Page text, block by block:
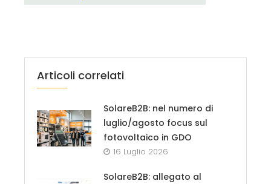
Articoli correlati
SolareB2B: nel numero di
luglio/agosto focus sul
fotovoltaico in GDO
16 Luglio 2026
SolareB2B: allegato al